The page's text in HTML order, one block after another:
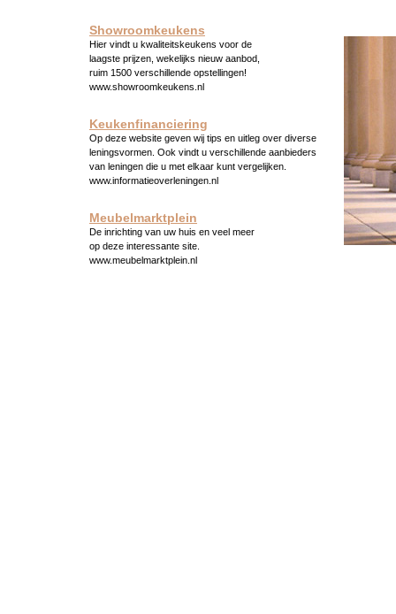
Showroomkeukens
Hier vindt u kwaliteitskeukens voor de
laagste prijzen, wekelijks nieuw aanbod,
ruim 1500 verschillende opstellingen!
www.showroomkeukens.nl
Keukenfinanciering
Op deze website geven wij tips en uitleg over diverse
leningsvormen. Ook vindt u verschillende aanbieders
van leningen die u met elkaar kunt vergelijken.
www.informatieoverleningen.nl
Meubelmarktplein
De inrichting van uw huis en veel meer
op deze interessante site.
www.meubelmarktplein.nl